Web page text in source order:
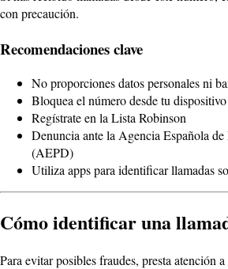
con precaución.
Recomendaciones clave
No proporciones datos personales ni
Bloquea el número desde tu dispositivo
Regístrate en la Lista Robinson
Denuncia ante la Agencia Española
(AEPD)
Utiliza apps para identificar llamadas
Cómo identificar una
Para evitar posibles fraudes, presta atención a